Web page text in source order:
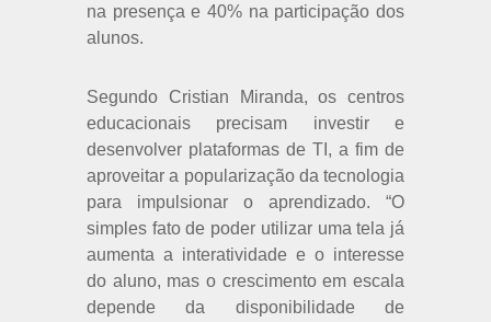
na presença e 40% na participação dos
alunos.
Segundo Cristian Miranda, os centros
educacionais precisam investir e
desenvolver plataformas de TI, a fim de
aproveitar a popularização da tecnologia
para impulsionar o aprendizado. “O
simples fato de poder utilizar uma tela já
aumenta a interatividade e o interesse
do aluno, mas o crescimento em escala
depende da disponibilidade de